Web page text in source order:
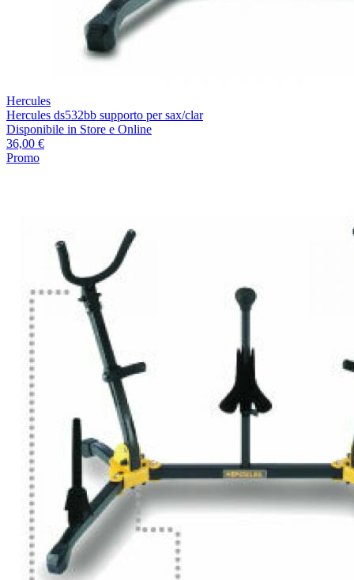
Hercules
Hercules ds532bb supporto per sax/clar
Disponibile in Store e Online
36,00 €
Promo